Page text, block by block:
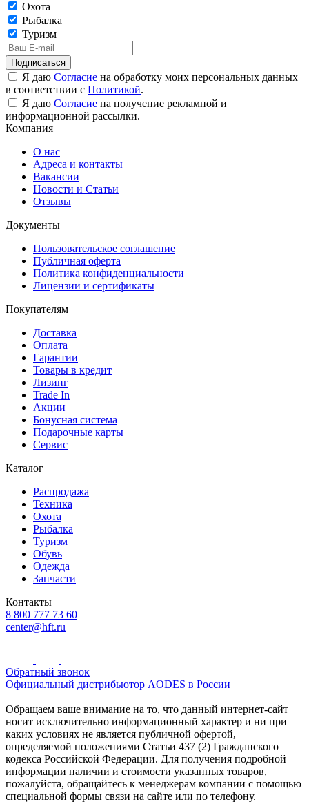
Охота
Рыбалка
Туризм
Подписаться
Я даю Согласие на обработку моих персональных данных
в соответствии с Политикой.
Я даю Согласие на получение рекламной и
информационной рассылки.
Компания
О нас
Адреса и контакты
Вакансии
Новости и Статьи
Отзывы
Документы
Пользовательское соглашение
Публичная оферта
Политика конфиденциальности
Лицензии и сертификаты
Покупателям
Доставка
Оплата
Гарантии
Товары в кредит
Лизинг
Trade In
Акции
Бонусная система
Подарочные карты
Сервис
Каталог
Распродажа
Техника
Охота
Рыбалка
Туризм
Обувь
Одежда
Запчасти
Контакты
8 800 777 73 60
center@hft.ru
Обратный звонок
Официальный дистрибьютор AODES в России
Обращаем ваше внимание на то, что данный интернет-сайт
носит исключительно информационный характер и ни при
каких условиях не является публичной офертой,
определяемой положениями Статьи 437 (2) Гражданского
кодекса Российской Федерации. Для получения подробной
информации наличии и стоимости указанных товаров,
пожалуйста, обращайтесь к менеджерам компании с помощью
специальной формы связи на сайте или по телефону.